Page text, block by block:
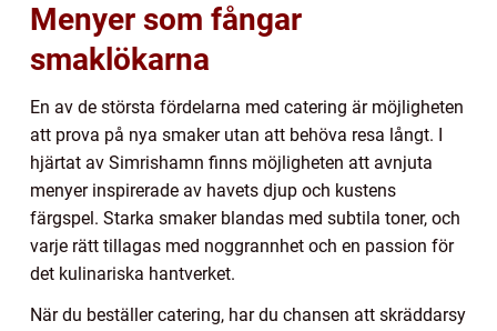
Menyer som fångar
smaklökarna
En av de största fördelarna med catering är möjligheten
att prova på nya smaker utan att behöva resa långt. I
hjärtat av Simrishamn finns möjligheten att avnjuta
menyer inspirerade av havets djup och kustens
färgspel. Starka smaker blandas med subtila toner, och
varje rätt tillagas med noggrannhet och en passion för
det kulinariska hantverket.
När du beställer catering, har du chansen att skräddarsy